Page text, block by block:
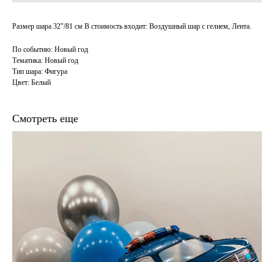
Размер шара 32"/81 см В стоимость входит: Воздушный шар с гелием, Лента.
По событию: Новый год
Тематика: Новый год
Тип шара: Фигура
Цвет: Белый
Смотреть еще